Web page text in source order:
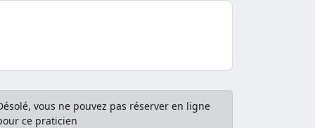
vous ne pouvez pas réserver en ligne
ce praticien